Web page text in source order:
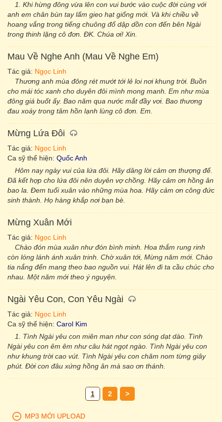
1. Khi hừng đông vừa lên con vui bước vào cuộc đời cùng với
anh em chân bùn tay lấm gieo hạt giống mới. Và khi chiều về
hoang vắng trong tiếng chuông đổ dập dồn con đến bên Ngài
trong thinh lặng cô đơn. ĐK. Chúa ơi! Xin.
Mau Về Nghe Anh (Mau Về Nghe Em)
Tác giả: Ngọc Linh
Thương anh mùa đông rét mướt tới lẻ loi nơi khung trời. Buồn
cho mái tóc xanh cho duyên đôi mình mong manh. Em như mùa
đông giá buốt ấy. Bao năm qua nước mắt đầy vơi. Bao thương
đau xoáy trong tâm hồn lạnh lùng cô đơn. Em.
Mừng Lứa Đôi
Tác giả: Ngọc Linh
Ca sỹ thể hiện: Quốc Anh
Hôm nay ngày vui của lứa đôi. Hãy dâng lời cảm ơn thượng đế.
Đã kết hợp cho lứa đôi nên duyên vợ chồng. Hãy cảm ơn hồng ân
bao la. Đem tuổi xuân vào những mùa hoa. Hãy cảm ơn công đức
sinh thành. Họ hàng khắp nơi bạn bè.
Mừng Xuân Mới
Tác giả: Ngọc Linh
Chào đón mùa xuân như đón bình minh. Hoa thắm rung rinh
còn lóng lánh ánh xuân trinh. Chờ xuân tới, Mừng năm mới. Chào
tia nắng đến mang theo bao nguồn vui. Hát lên đi ta cầu chúc cho
nhau. Một năm mới theo ý nguyện.
Ngài Yêu Con, Con Yêu Ngài
Tác giả: Ngọc Linh
Ca sỹ thể hiện: Carol Kim
1. Tình Ngài yêu con miên man như con sóng dạt dào. Tình
Ngài yêu con êm êm như câu hát ngọt ngào. Tình Ngài yêu con
như khung trời cao vút. Tình Ngài yêu con chăm nom từng giây
phút. Đời con đâu xứng hồng ân mà sao ơn thánh.
1 2 >
MP3 MỚI UPLOAD